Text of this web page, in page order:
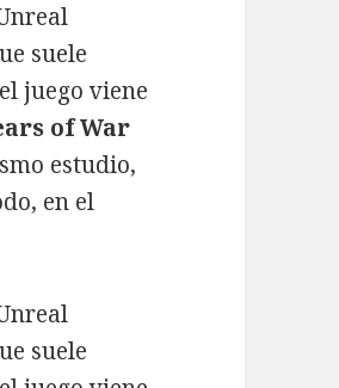
suele
juego viene
of War
estudio,
en el
suele